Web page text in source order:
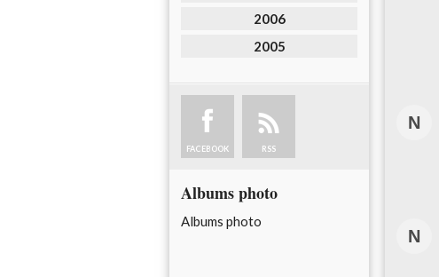
2006
2005
FACEBOOK RSS
Albums photo
Albums photo
N
N